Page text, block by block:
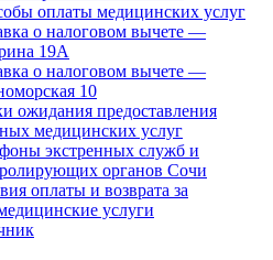
оплаты медицинских услуг
о налоговом вычете —
19А
о налоговом вычете —
10
ожидания предоставления
медицинских услуг
экстренных служб и
органов Сочи
оплаты и возврата за
услуги